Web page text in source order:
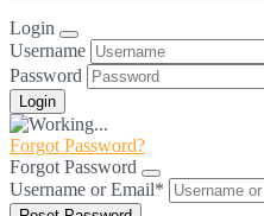
Login
Username
Password
Forgot Password?
Forgot Password
Username or Email*